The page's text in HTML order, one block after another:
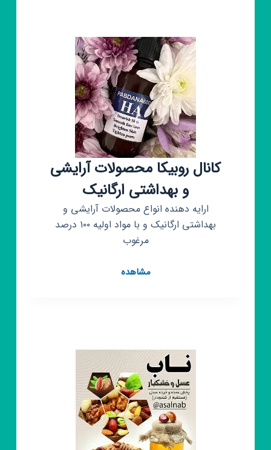
مریمگلی
کانال روبیکا محصولات آرایشی
و بهداشتی ارگانیک
ارایه دهنده انواع محصولات آرایشی و
بهداشتی ارگانیک و با مواد اولیه ۱۰۰ درصد
مرغوب
مشاهدهکانال